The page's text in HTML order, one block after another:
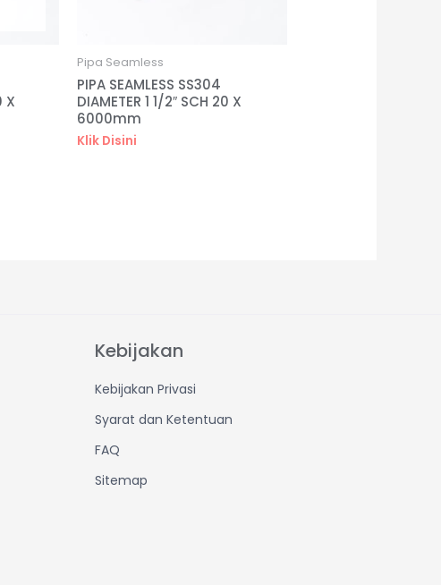
X
Pipa Seamless
PIPA SEAMLESS SS304
DIAMETER 1 1/2″ SCH 20 X
6000mm
Klik Disini
Kebijakan
Kebijakan Privasi
Syarat dan Ketentuan
FAQ
Sitemap